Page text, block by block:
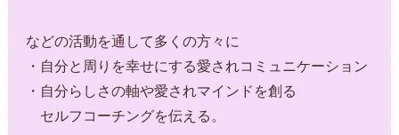
などの活動を通して多くの方々に
・自分と周りを幸せにする愛されコミュニケーション
・自分らしさの軸や愛されマインドを創る
セルフコーチングを伝える。